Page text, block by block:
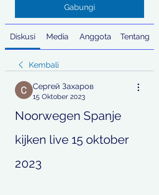
Gabungi
Diskusi Media Anggota Tentang
Kembali
Сергей Захаров
15 Oktober 2023
Noorwegen Spanje
kijken live 15 oktober
2023